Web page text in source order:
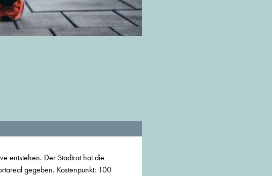
entstehen. Der Stadtrat hat die
gegeben. Kostenpunkt: 100